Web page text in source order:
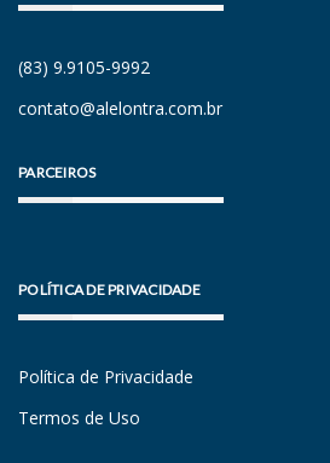
(83) 9.9105-9992
contato@alelontra.com.br
PARCEIROS
POLÍTICA DE PRIVACIDADE
Política de Privacidade
Termos de Uso